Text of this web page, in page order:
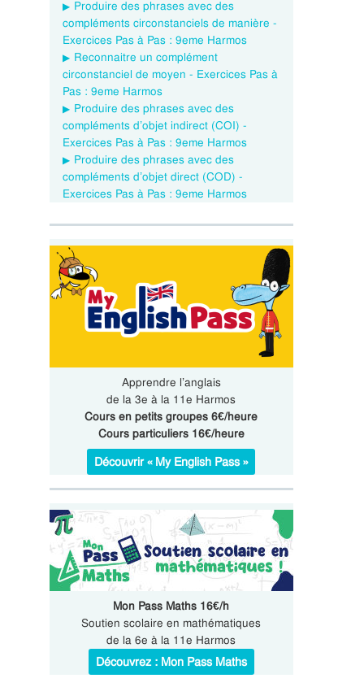
Produire des phrases avec des
compléments circonstanciels de manière -
Exercices Pas à Pas : 9eme Harmos
Reconnaitre un complément
circonstanciel de moyen - Exercices Pas à
Pas : 9eme Harmos
Produire des phrases avec des
compléments d’objet indirect (COI) -
Exercices Pas à Pas : 9eme Harmos
Produire des phrases avec des
compléments d’objet direct (COD) -
Exercices Pas à Pas : 9eme Harmos
Apprendre l’anglais
de la 3e à la 11e Harmos
Cours en petits groupes 6€/heure
Cours particuliers 16€/heure
Découvrir « My English Pass »
Mon Pass Maths 16€/h
Soutien scolaire en mathématiques
de la 6e à la 11e Harmos
Découvrez : Mon Pass Maths